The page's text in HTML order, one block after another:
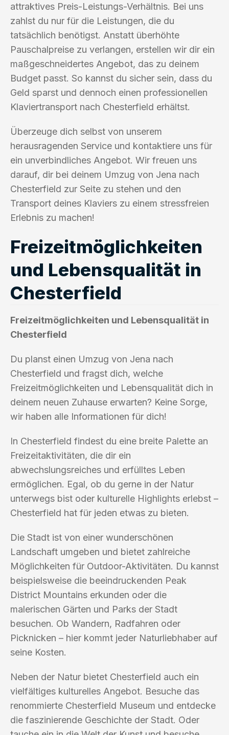
attraktives Preis-Leistungs-Verhältnis. Bei uns
zahlst du nur für die Leistungen, die du
tatsächlich benötigst. Anstatt überhöhte
Pauschalpreise zu verlangen, erstellen wir dir ein
maßgeschneidertes Angebot, das zu deinem
Budget passt. So kannst du sicher sein, dass du
Geld sparst und dennoch einen professionellen
Klaviertransport nach Chesterfield erhältst.
Überzeuge dich selbst von unserem
herausragenden Service und kontaktiere uns für
ein unverbindliches Angebot. Wir freuen uns
darauf, dir bei deinem Umzug von Jena nach
Chesterfield zur Seite zu stehen und den
Transport deines Klaviers zu einem stressfreien
Erlebnis zu machen!
Freizeitmöglichkeiten
und Lebensqualität in
Chesterfield
Freizeitmöglichkeiten und Lebensqualität in
Chesterfield
Du planst einen Umzug von Jena nach
Chesterfield und fragst dich, welche
Freizeitmöglichkeiten und Lebensqualität dich in
deinem neuen Zuhause erwarten? Keine Sorge,
wir haben alle Informationen für dich!
In Chesterfield findest du eine breite Palette an
Freizeitaktivitäten, die dir ein
abwechslungsreiches und erfülltes Leben
ermöglichen. Egal, ob du gerne in der Natur
unterwegs bist oder kulturelle Highlights erlebst –
Chesterfield hat für jeden etwas zu bieten.
Die Stadt ist von einer wunderschönen
Landschaft umgeben und bietet zahlreiche
Möglichkeiten für Outdoor-Aktivitäten. Du kannst
beispielsweise die beeindruckenden Peak
District Mountains erkunden oder die
malerischen Gärten und Parks der Stadt
besuchen. Ob Wandern, Radfahren oder
Picknicken – hier kommt jeder Naturliebhaber auf
seine Kosten.
Neben der Natur bietet Chesterfield auch ein
vielfältiges kulturelles Angebot. Besuche das
renommierte Chesterfield Museum und entdecke
die faszinierende Geschichte der Stadt. Oder